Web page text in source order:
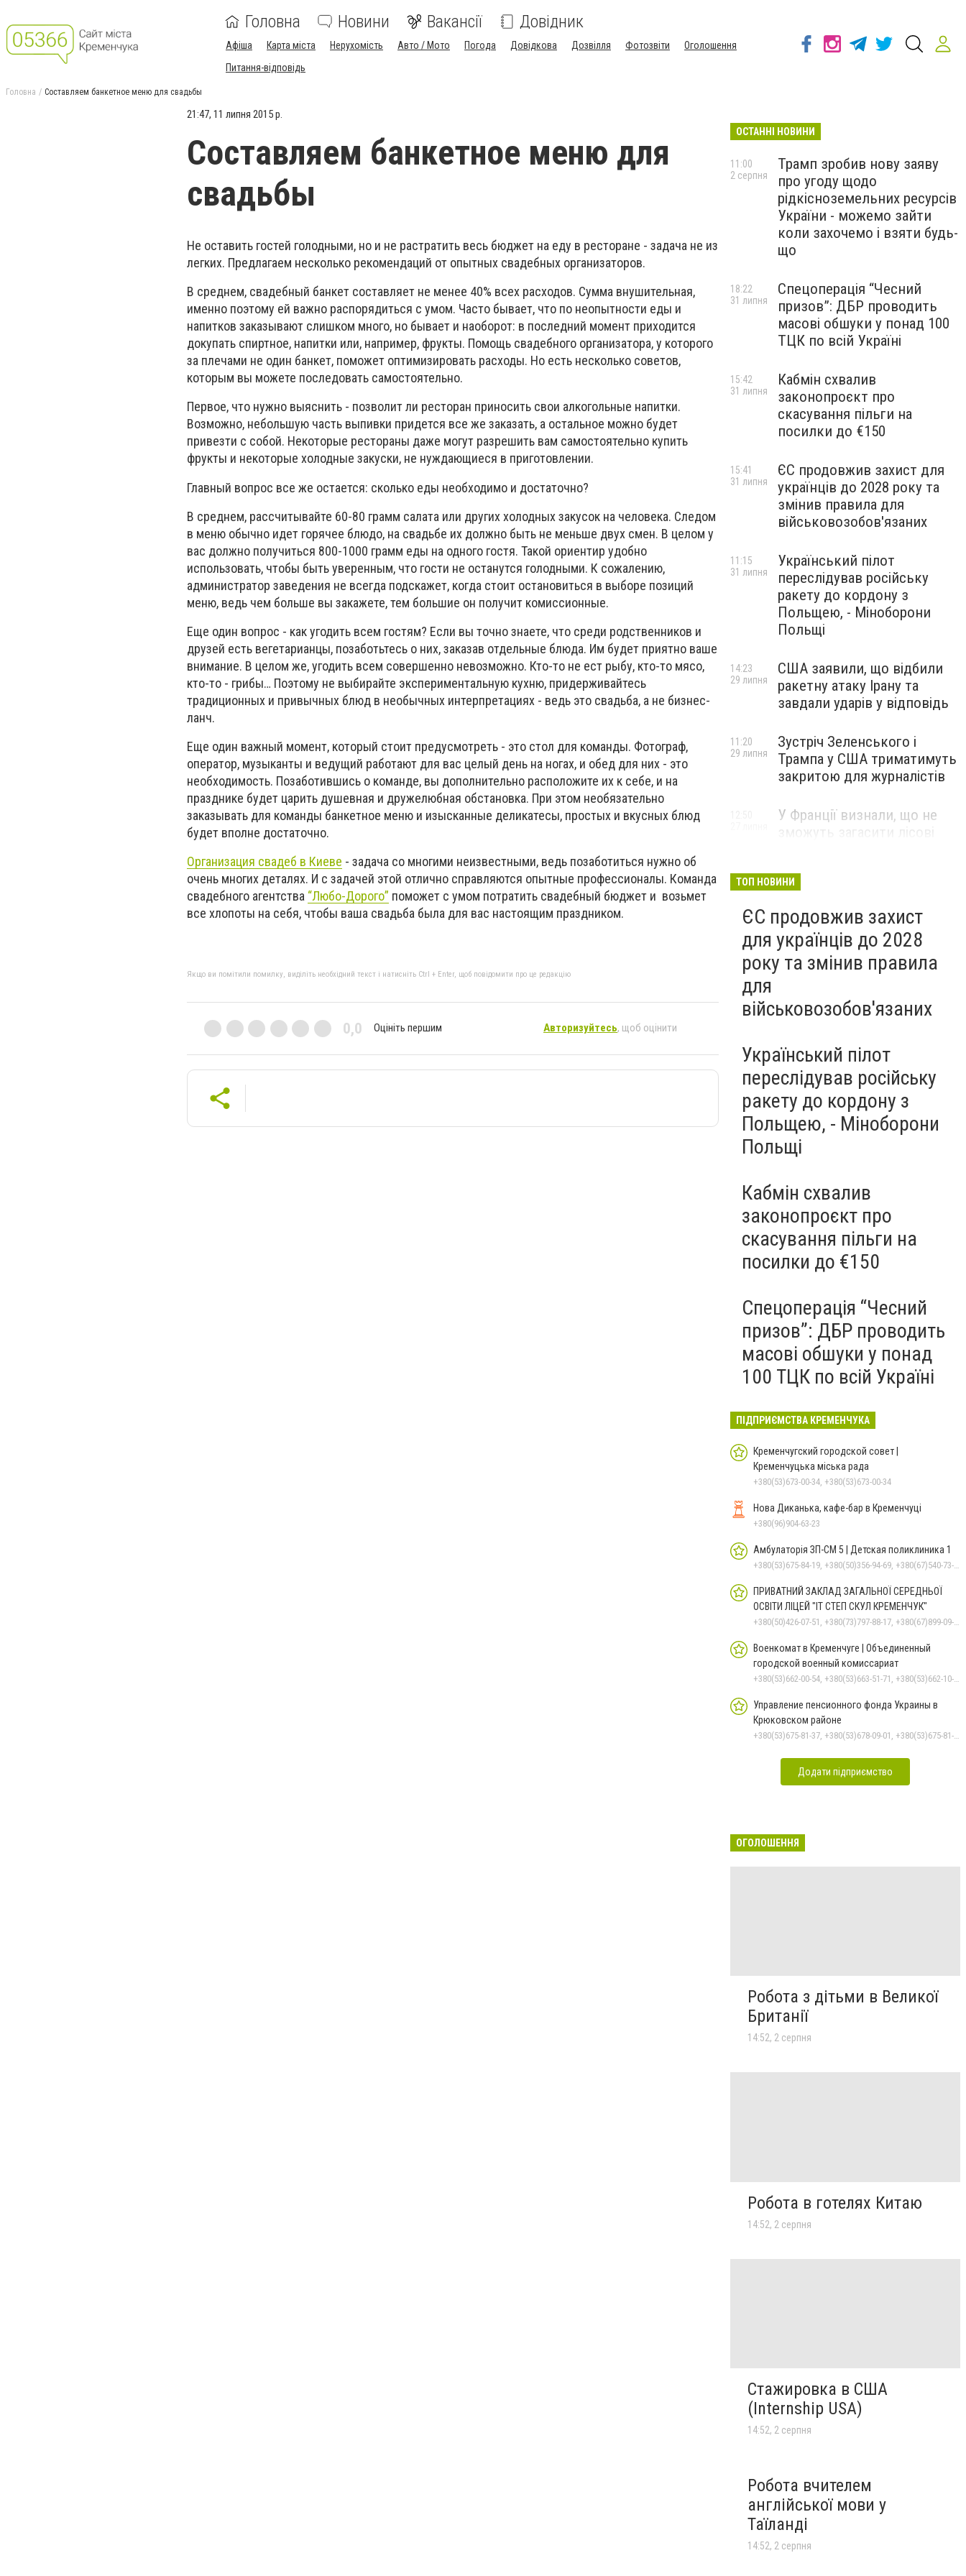
Головна Новини Вакансії Довідник
Афіша Карта міста Нерухомість Авто / Мото Погода Довідкова Дозвілля Фотозвіти
Оголошення
Питання-відповідь
Головна Составляем банкетное меню для свадьбы
21:47, 11 липня 2015 р.
Составляем банкетное меню для
свадьбы
Не оставить гостей голодными, но и не растратить весь бюджет на еду в ресторане - задача не из
легких. Предлагаем несколько рекомендаций от опытных свадебных организаторов.
В среднем, свадебный банкет составляет не менее 40% всех расходов. Сумма внушительная,
именно поэтому ей важно распорядиться с умом. Часто бывает, что по неопытности еды и
напитков заказывают слишком много, но бывает и наоборот: в последний момент приходится
докупать спиртное, напитки или, например, фрукты. Помощь свадебного организатора, у которого
за плечами не один банкет, поможет оптимизировать расходы. Но есть несколько советов,
которым вы можете последовать самостоятельно.
Первое, что нужно выяснить - позволит ли ресторан приносить свои алкогольные напитки.
Возможно, небольшую часть выпивки придется все же заказать, а остальное можно будет
привезти с собой. Некоторые рестораны даже могут разрешить вам самостоятельно купить
фрукты и некоторые холодные закуски, не нуждающиеся в приготовлении.
Главный вопрос все же остается: сколько еды необходимо и достаточно?
В среднем, рассчитывайте 60-80 грамм салата или других холодных закусок на человека. Следом
в меню обычно идет горячее блюдо, на свадьбе их должно быть не меньше двух смен. В целом у
вас должно получиться 800-1000 грамм еды на одного гостя. Такой ориентир удобно
использовать, чтобы быть уверенным, что гости не останутся голодными. К сожалению,
администратор заведения не всегда подскажет, когда стоит остановиться в выборе позиций
меню, ведь чем больше вы закажете, тем большие он получит комиссионные.
Еще один вопрос - как угодить всем гостям? Если вы точно знаете, что среди родственников и
друзей есть вегетарианцы, позаботьтесь о них, заказав отдельные блюда. Им будет приятно ваше
внимание. В целом же, угодить всем совершенно невозможно. Кто-то не ест рыбу, кто-то мясо,
кто-то - грибы… Поэтому не выбирайте экспериментальную кухню, придерживайтесь
традиционных и привычных блюд в необычных интерпретациях - ведь это свадьба, а не бизнес-
ланч.
Еще один важный момент, который стоит предусмотреть - это стол для команды. Фотограф,
оператор, музыканты и ведущий работают для вас целый день на ногах, и обед для них - это
необходимость. Позаботившись о команде, вы дополнительно расположите их к себе, и на
празднике будет царить душевная и дружелюбная обстановка. При этом необязательно
заказывать для команды банкетное меню и изысканные деликатесы, простых и вкусных блюд
будет вполне достаточно.
Организация свадеб в Киеве - задача со многими неизвестными, ведь позаботиться нужно об
очень многих деталях. И с задачей этой отлично справляются опытные профессионалы. Команда
свадебного агентства “Любо-Дорого” поможет с умом потратить свадебный бюджет и возьмет
все хлопоты на себя, чтобы ваша свадьба была для вас настоящим праздником.
Якщо ви помітили помилку, виділіть необхідний текст і натисніть Ctrl + Enter, щоб повідомити про це редакцію
0,0 Оцініть першим Авторизуйтесь, щоб оцінити
ОСТАННІ НОВИНИ
Трамп зробив нову заяву
про угоду щодо
рідкісноземельних ресурсів
України - можемо зайти
коли захочемо і взяти будь-
що
11:00
2 серпня
Спецоперація “Чесний
призов”: ДБР проводить
масові обшуки у понад 100
ТЦК по всій Україні
18:22
31 липня
Кабмін схвалив
законопроєкт про
скасування пільги на
посилки до €150
15:42
31 липня
ЄС продовжив захист для
українців до 2028 року та
змінив правила для
військовозобов'язаних
15:41
31 липня
Український пілот
переслідував російську
ракету до кордону з
Польщею, - Міноборони
Польщі
11:15
31 липня
США заявили, що відбили
ракетну атаку Ірану та
завдали ударів у відповідь
14:23
29 липня
Зустріч Зеленського і
Трампа у США триматимуть
закритою для журналістів
11:20
29 липня
У Франції визнали, що не
ТОП НОВИНИ
ЄС продовжив захист
для українців до 2028
року та змінив правила
для
військовозобов'язаних
Український пілот
переслідував російську
ракету до кордону з
Польщею, - Міноборони
Польщі
Кабмін схвалив
законопроєкт про
скасування пільги на
посилки до €150
Спецоперація “Чесний
призов”: ДБР проводить
масові обшуки у понад
100 ТЦК по всій Україні
ПІДПРИЄМСТВА КРЕМЕНЧУКА
Кременчугский городской совет |
Кременчуцька міська рада
+380(53)673-00-34, +380(53)673-00-34
Нова Диканька, кафе-бар в Кременчуці
+380(96)904-63-23
Амбулаторія ЗП-СМ 5 | Детская поликлиника 1
+380(53)675-84-19, +380(50)356-94-69, +380(67)540-73-87
ПРИВАТНИЙ ЗАКЛАД ЗАГАЛЬНОЇ СЕРЕДНЬОЇ
ОСВІТИ ЛІЦЕЙ "ІТ СТЕП СКУЛ КРЕМЕНЧУК"
+380(50)426-07-51, +380(73)797-88-17, +380(67)899-09-16
Военкомат в Кременчуге | Объединенный
городской военный комиссариат
+380(53)662-00-54, +380(53)663-51-71, +380(53)662-10-35
Управление пенсионного фонда Украины в
Крюковском районе
+380(53)675-81-37, +380(53)678-09-01, +380(53)675-81-32, +380(53)675-81-40, +380(53)675-81-33, +380(53)675-81-38, +380(53)675-81-31, +380(53)678-08-87
Додати підприємство
ОГОЛОШЕННЯ
Робота з дітьми в Великої
Британії
14:52, 2 серпня
Робота в готелях Китаю
14:52, 2 серпня
Стажировка в США
(Internship USA)
14:52, 2 серпня
Робота вчителем
англійської мови у
Таїланді
14:52, 2 серпня